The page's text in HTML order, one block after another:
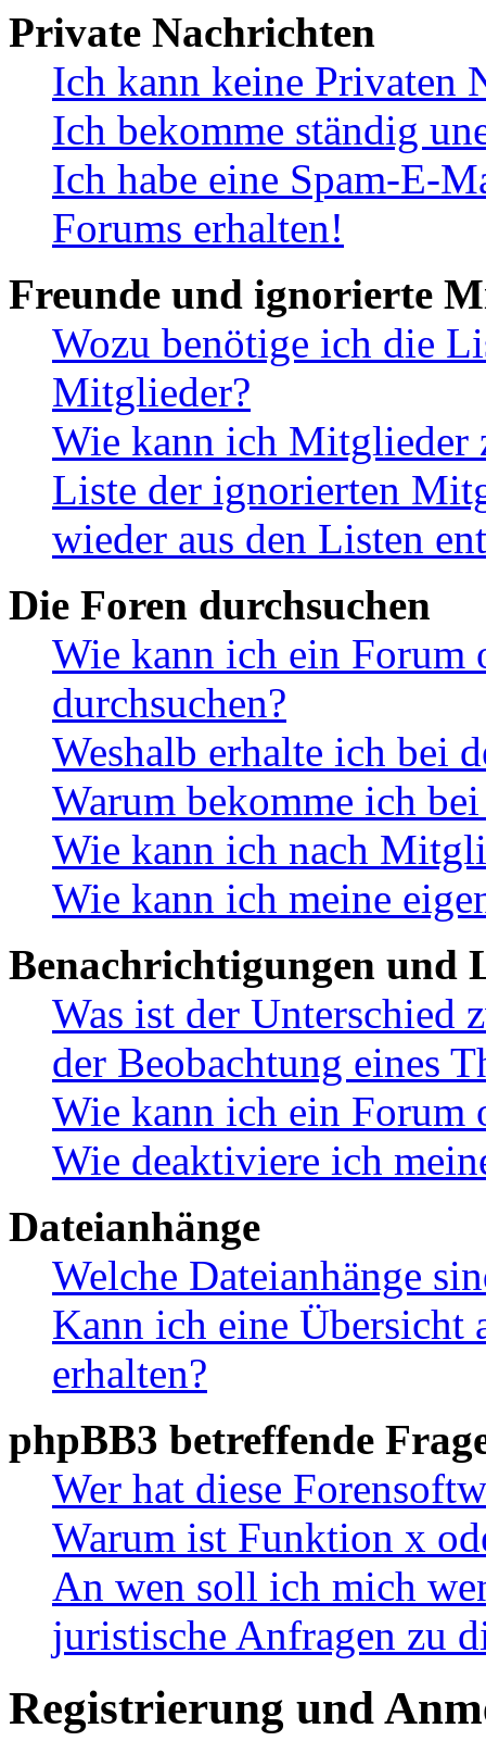
Private Nachrichten
Ich kann keine Privaten
Ich bekomme ständig
Ich habe eine Spam-E-
Forums erhalten!
Freunde und ignorierte
Wozu benötige ich die
Mitglieder?
Wie kann ich Mitglieder
Liste der ignorierten
wieder aus den Listen
Die Foren durchsuchen
Wie kann ich ein Forum
durchsuchen?
Weshalb erhalte ich bei
Warum bekomme ich
Wie kann ich nach
Wie kann ich meine
Benachrichtigungen und
Was ist der Unterschied
der Beobachtung eines
Wie kann ich ein Forum
Wie deaktiviere ich
Dateianhänge
Welche Dateianhänge
Kann ich eine Übersicht
erhalten?
phpBB3 betreffende
Wer hat diese
Warum ist Funktion x
An wen soll ich mich
juristische Anfragen zu
Registrierung und